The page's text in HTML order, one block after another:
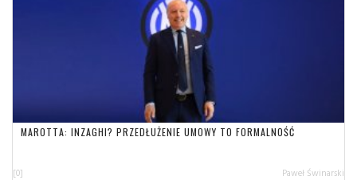
MAROTTA: INZAGHI? PRZEDŁUŻENIE UMOWY TO FORMALNOŚĆ
[0] Paweł Świnarski